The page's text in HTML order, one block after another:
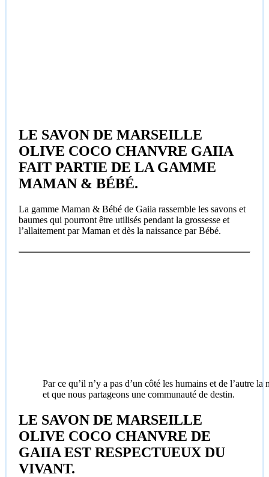
LE SAVON DE MARSEILLE
OLIVE COCO CHANVRE GAIIA
FAIT PARTIE DE LA GAMME
MAMAN & BÉBÉ.
La gamme Maman & Bébé de Gaiia rassemble les savons et
baumes qui pourront être utilisés pendant la grossesse et
l’allaitement par Maman et dès la naissance par Bébé.
Par ce qu’il n’y a pas d’un côté les humains et de l’autre la
et que nous partageons une communauté de destin.
LE SAVON DE MARSEILLE
OLIVE COCO CHANVRE DE
GAIIA EST RESPECTUEUX DU
VIVANT.